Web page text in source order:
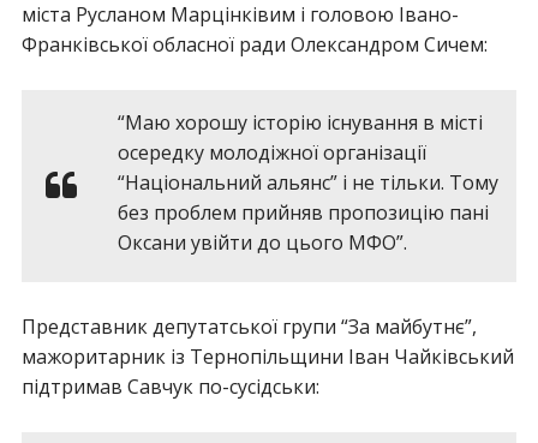
міста Русланом Марцінківим і головою Івано-
Франківської обласної ради Олександром Сичем:
“Маю хорошу історію існування в місті
осередку молодіжної організації
“Національний альянс” і не тільки. Тому
без проблем прийняв пропозицію пані
Оксани увійти до цього МФО”.
Представник депутатської групи “За майбутнє”,
мажоритарник із Тернопільщини Іван Чайківський
підтримав Савчук по-сусідськи: